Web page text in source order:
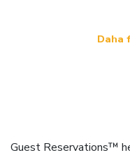
Daha
Guest Reservations™